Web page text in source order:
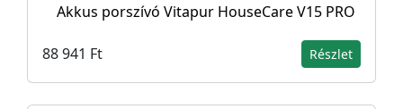
Akkus porszívó Vitapur HouseCare V15 PRO
88 941 Ft Részlet